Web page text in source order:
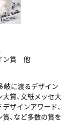
ン賞 他
岐に渡るデザイン
賞、文紙メッセ大
ザインアワード、
、など多数の賞を